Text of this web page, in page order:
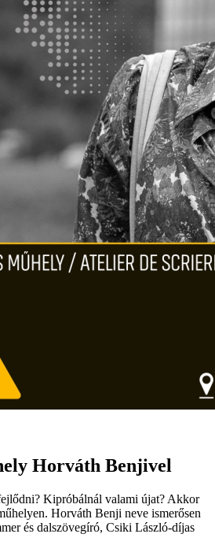
Horváth Benjivel
Kipróbálnál valami újat? Akkor
Horváth Benji neve ismerősen
és dalszövegíró, Csiki László-díjas